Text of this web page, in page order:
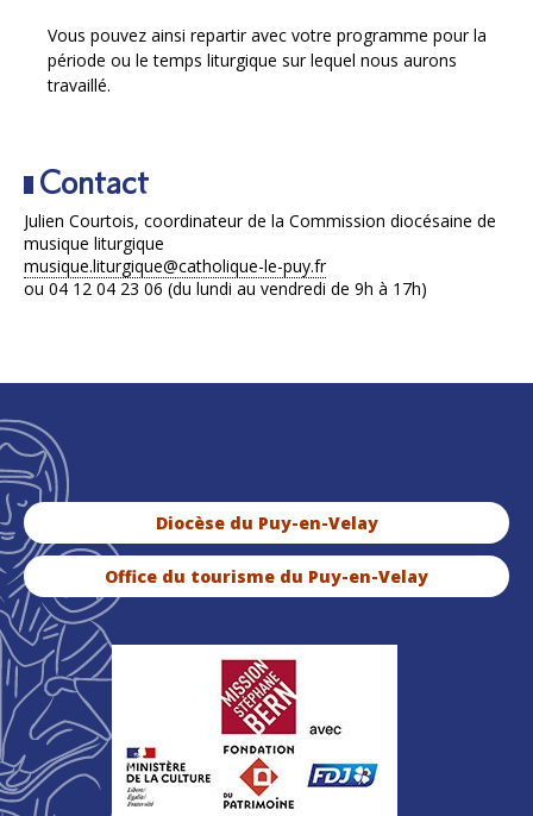
Vous pouvez ainsi repartir avec votre programme pour la
période ou le temps liturgique sur lequel nous aurons
travaillé.
Contact
Julien Courtois, coordinateur de la Commission diocésaine de
musique liturgique
musique.liturgique@catholique-le-puy.fr
ou 04 12 04 23 06 (du lundi au vendredi de 9h à 17h)
Diocèse du Puy-en-Velay
Office du tourisme du Puy-en-Velay